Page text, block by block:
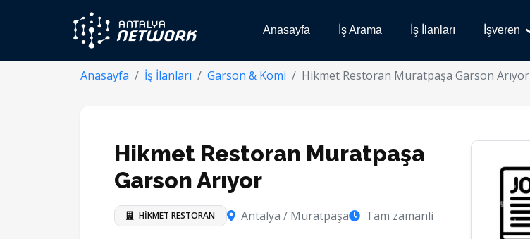
Anasayfa İş Arama İş İlanları İşveren
Anasayfa İş İlanları Garson & Komi Hikmet Restoran Muratpaşa Garson Arıyor
Hikmet Restoran Muratpaşa
Garson Arıyor
HİKMET RESTORAN Antalya / Muratpaşa Tam zamanli